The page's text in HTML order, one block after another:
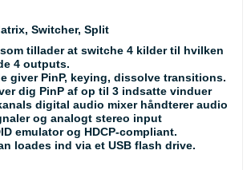
Switcher, Split
tillader at switche 4 kilder til hvilken
4 outputs.
giver PinP, keying, dissolve transitions.
dig PinP af op til 3 indsatte vinduer
digital audio mixer håndterer audio
og analogt stereo input
emulator og HDCP-compliant.
loades ind via et USB flash drive.